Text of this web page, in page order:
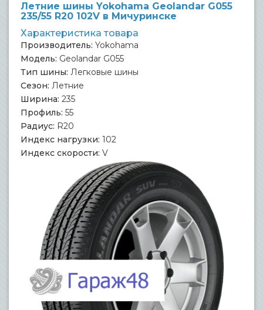
Летние шины Yokohama Geolandar G055
235/55 R20 102V в Мичуринске
Характеристика товара
Производитель: Yokohama
Модель: Geolandar G055
Тип шины: Легковые шины
Сезон: Летние
Ширина: 235
Профиль: 55
Радиус: R20
Индекс нагрузки: 102
Индекс скорости: V